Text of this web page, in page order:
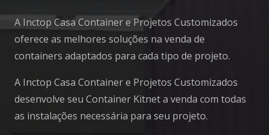
A Inctop Casa Container e Projetos Customizados
oferece as melhores soluções na venda de
containers adaptados para cada tipo de projeto.
A Inctop Casa Container e Projetos Customizados
desenvolve seu Container Kitnet a venda com todas
as instalações necessária para seu projeto.